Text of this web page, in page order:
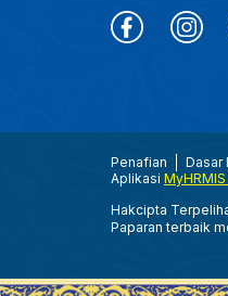
Penafian Dasar
Aplikasi
Hakcipta
Paparan terbaik